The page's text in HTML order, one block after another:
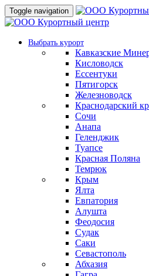
Toggle navigation
Выбрать курорт
Кавказские
Кисловодск
Ессентуки
Пятигорск
Железноводск
Краснодарский
Сочи
Анапа
Геленджик
Туапсе
Красная Поляна
Темрюк
Крым
Ялта
Евпатория
Алушта
Феодосия
Судак
Саки
Севастополь
Абхазия